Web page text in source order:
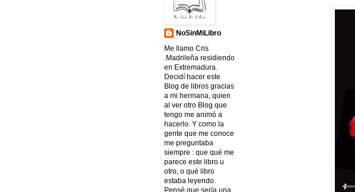
NoSinMiLibro
Me llamo Cris
.Madrileña residiendo
en Extremadura.
Decidí hacer este
Blog de libros gracias
a mi hermana, quien
al ver otro Blog que
tengo me animó a
hacerlo. Y como la
gente que me conoce
me preguntaba
siempre : que qué me
parece este libro u
otro, o qué libro
estaba leyendo.
Pensé que sería una